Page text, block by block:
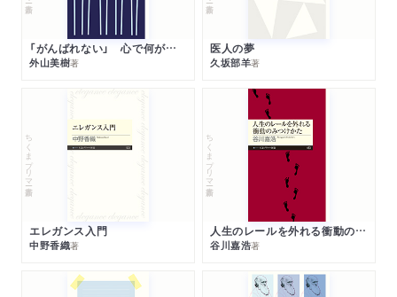
「がんばれない」 心で何が起きているか
外山美樹著
医人の夢
久坂部羊著
ちくまプリマー新書
エレガンス入門
中野香織著
ちくまプリマー新書
人生のレールを外れる衝動のみつけかた
谷川嘉浩著